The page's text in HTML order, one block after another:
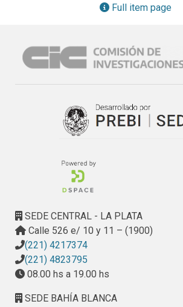
Full item page
SEDE CENTRAL - LA PLATA
Calle 526 e/ 10 y 11 – (1900)
(221) 4217374
(221) 4823795
08.00 hs a 19.00 hs
SEDE BAHÍA BLANCA